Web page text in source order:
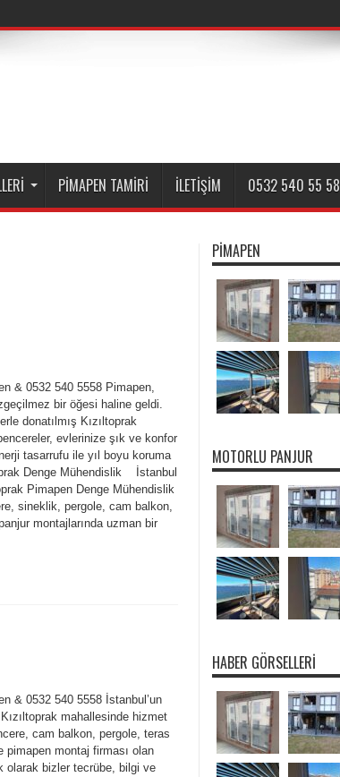
PIMAPEN TAMIRI İLETIŞIM 0532 540 55 58
& 0532 540 5558 Pimapen,
bir öğesi haline geldi.
donatılmış Kızıltoprak
evlerinize şık ve konfor
tasarrufu ile yıl boyu koruma
Denge Mühendislik İstanbul
Pimapen Denge Mühendislik
sineklik, pergole, cam balkon,
montajlarında uzman bir
& 0532 540 5558 İstanbul’un
mahallesinde hizmet
cam balkon, pergole, teras
pimapen montaj firması olan
olarak bizler tecrübe, bilgi ve
PIMAPEN
MOTORLU PANJUR
HABER GÖRSELLERI